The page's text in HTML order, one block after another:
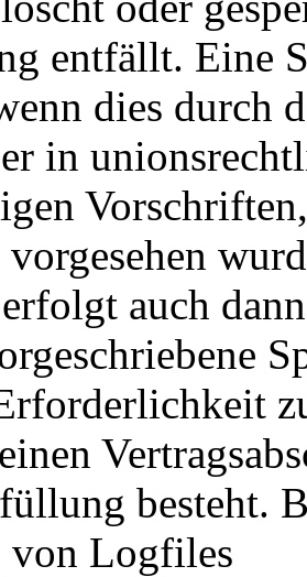
entfällt. Eine
dies durch
in
auch
besteht.
von Logfiles